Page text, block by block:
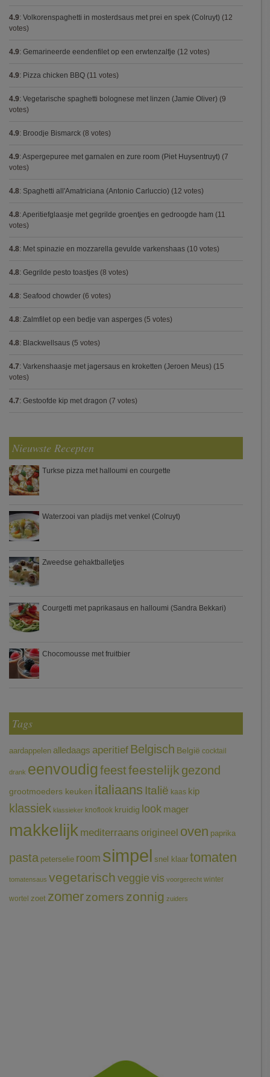
4.9: Volkorenspaghetti in mosterdsaus met prei en spek (Colruyt) (12
votes)
4.9: Gemarineerde eendenfilet op een erwtenzalfje (12 votes)
4.9: Pizza chicken BBQ (11 votes)
4.9: Vegetarische spaghetti bolognese met linzen (Jamie Oliver) (9
votes)
4.9: Broodje Bismarck (8 votes)
4.9: Aspergepuree met garnalen en zure room (Piet Huysentruyt) (7
votes)
4.8: Spaghetti all'Amatriciana (Antonio Carluccio) (12 votes)
4.8: Aperitiefglaasje met gegrilde groentjes en gedroogde ham (11
votes)
4.8: Met spinazie en mozzarella gevulde varkenshaas (10 votes)
4.8: Gegrilde pesto toastjes (8 votes)
4.8: Seafood chowder (6 votes)
4.8: Zalmfilet op een bedje van asperges (5 votes)
4.8: Blackwellsaus (5 votes)
4.7: Varkenshaasje met jagersaus en kroketten (Jeroen Meus) (15
votes)
4.7: Gestoofde kip met dragon (7 votes)
Nieuwste Recepten
Turkse pizza met halloumi en courgette
Waterzooi van pladijs met venkel (Colruyt)
Zweedse gehaktballetjes
Courgetti met paprikasaus en halloumi (Sandra Bekkari)
Chocomousse met fruitbier
Tags
aardappelen alledaags aperitief Belgisch België cocktail
drank eenvoudigfeestfeestelijk gezond
grootmoeders keuken italiaans Italië kaas kip
klassiek klassieker knoflook kruidig look mager
makkelijk mediterraans origineel oven paprika
pasta peterselie room simpel snel klaar tomaten
tomatensaus vegetarischveggie vis voorgerecht winter
wortel zoet zomerzomers zonnig zuiders